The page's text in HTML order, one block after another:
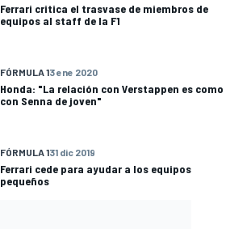
Ferrari critica el trasvase de miembros de
equipos al staff de la F1
FÓRMULA 13 ene 2020
Honda: "La relación con Verstappen es como
con Senna de joven"
FÓRMULA 131 dic 2019
Ferrari cede para ayudar a los equipos
pequeños